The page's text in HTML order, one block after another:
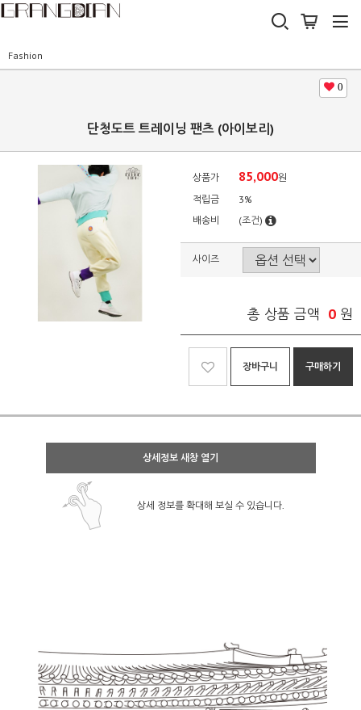
Fashion
0
단청도트 트레이닝 팬츠 (아이보리)
상품가 85,000원
적립금
3%
배송비
(조건)
사이즈
총 상품 금액 0 원
장바구니 구매하기
상세정보 새창 열기
상세 정보를 확대해 보실 수 있습니다.